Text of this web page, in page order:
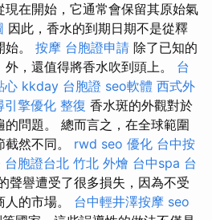
現在開始，它通常會保留其原始氣
因此，香水的到期日期不是從釋
。 按摩 台胞證申請 除了已知的
，還值得將香水吹到頭上。 台
心 kkday 台胞證 seo軟體 西式外
引擎優化 整復 香水斑的外觀對於
問題。 總而言之，在全球範圍
然不同。 rwd seo 優化 台中按
台胞證台北 竹北 外燴 台中spa 台
聲譽遭受了很多損失，因為不受
的市場。 台中輕井澤按摩 seo